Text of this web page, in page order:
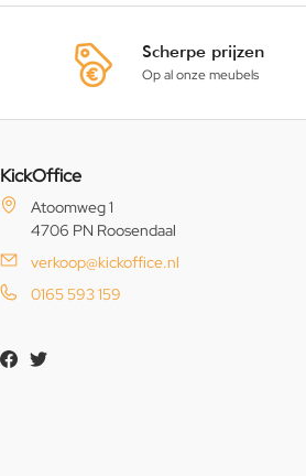
Scherpe prijzen
Op al onze meubels
KickOffice
Atoomweg 1
4706 PN Roosendaal
verkoop@kickoffice.nl
0165 593 159